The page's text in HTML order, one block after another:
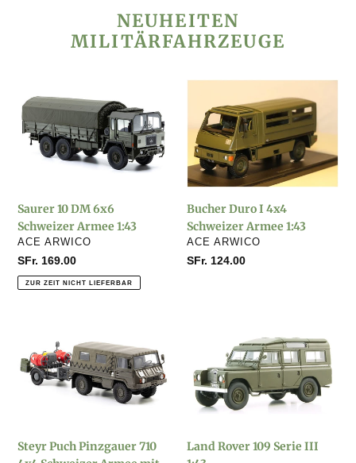
NEUHEITEN
MILITÄRFAHRZEUGE
10
DM
6x6
Schweizer
Saurer 10 DM 6x6
Schweizer Armee 1:43
VERKÄUFER
ACE ARWICO
Normaler
Preis
SFr. 169.00
ZUR ZEIT NICHT LIEFERBAR
4x4
Schweizer
Armee
1:43
Bucher Duro I 4x4
Schweizer Armee 1:43
VERKÄUFER
ACE ARWICO
Normaler
SFr. 124.00
Pinzgauer
710
mit
Steyr Puch Pinzgauer 710
Serie
III
1:43
Land Rover 109 Serie III